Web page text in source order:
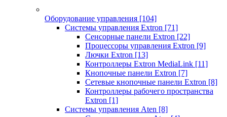
Оборудование управления [104]
Системы управления Extron [71]
Сенсорные панели Extron [22]
Процессоры управления Extron [9]
Лючки Extron [13]
Контроллеры Extron MediaLink [11]
Кнопочные панели Extron [7]
Сетевые кнопочные панели Extron [8]
Контроллеры рабочего пространства
Extron [1]
Системы управления Aten [8]